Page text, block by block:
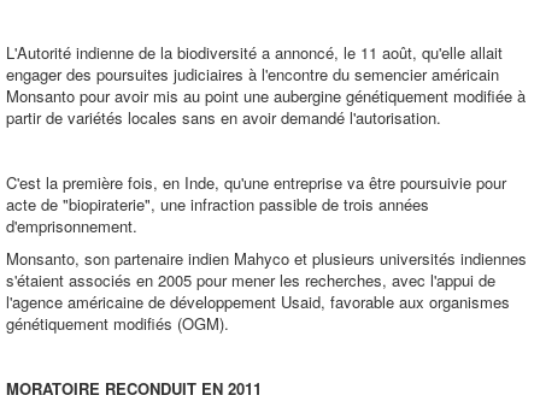
L'Autorité indienne de la biodiversité a annoncé, le 11 août, qu'elle allait
engager des poursuites judiciaires à l'encontre du semencier américain
Monsanto pour avoir mis au point une aubergine génétiquement modifiée à
partir de variétés locales sans en avoir demandé l'autorisation.
C'est la première fois, en Inde, qu'une entreprise va être poursuivie pour
acte de "biopiraterie", une infraction passible de trois années
d'emprisonnement.
Monsanto, son partenaire indien Mahyco et plusieurs universités indiennes
s'étaient associés en 2005 pour mener les recherches, avec l'appui de
l'agence américaine de développement Usaid, favorable aux organismes
génétiquement modifiés (OGM).
MORATOIRE RECONDUIT EN 2011